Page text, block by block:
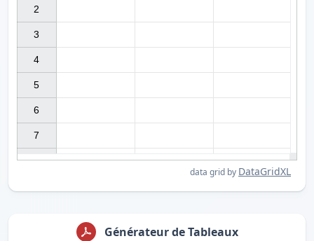
2
3
4
5
6
7
data grid by DataGridXL
Générateur de Tableaux